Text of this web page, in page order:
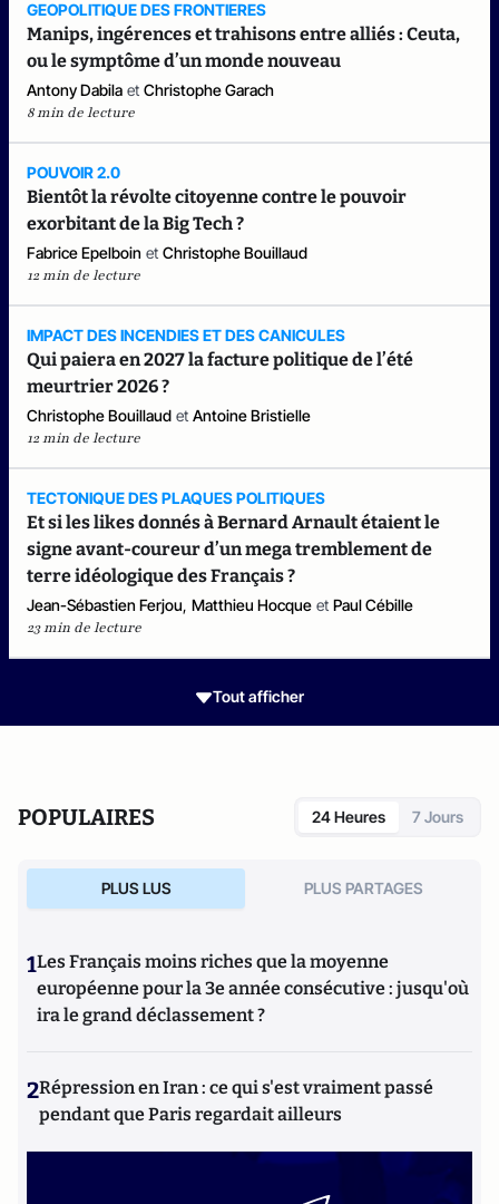
GEOPOLITIQUE DES FRONTIERES
Manips, ingérences et trahisons entre alliés : Ceuta,
ou le symptôme d’un monde nouveau
Antony Dabila et Christophe Garach
8 min de lecture
POUVOIR 2.0
Bientôt la révolte citoyenne contre le pouvoir
exorbitant de la Big Tech ?
Fabrice Epelboin et Christophe Bouillaud
12 min de lecture
IMPACT DES INCENDIES ET DES CANICULES
Qui paiera en 2027 la facture politique de l’été
meurtrier 2026 ?
Christophe Bouillaud et Antoine Bristielle
12 min de lecture
TECTONIQUE DES PLAQUES POLITIQUES
Et si les likes donnés à Bernard Arnault étaient le
signe avant-coureur d’un mega tremblement de
terre idéologique des Français ?
Jean-Sébastien Ferjou, Matthieu Hocque et Paul Cébille
23 min de lecture
Tout afficher
POPULAIRES 24 Heures 7 Jours
PLUS LUS PLUS PARTAGES
1Les Français moins riches que la moyenne
européenne pour la 3e année consécutive : jusqu'où
ira le grand déclassement ?
2Répression en Iran : ce qui s'est vraiment passé
pendant que Paris regardait ailleurs